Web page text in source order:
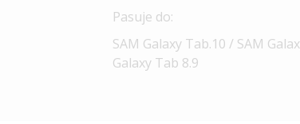
Pasuje do:
SAM Galaxy Tab.10 / SAM
Galaxy Tab 8.9